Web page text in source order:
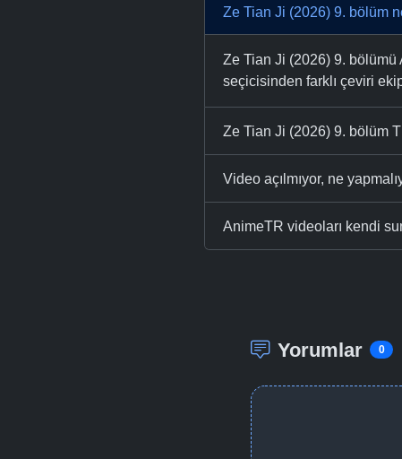
Ze Tian Ji (2026) 9. bölüm
Ze Tian Ji (2026) 9. bölümü
seçicisinden farklı çeviri
Ze Tian Ji (2026) 9. bölüm
Video açılmıyor, ne
AnimeTR videoları kendi
Yorumlar 0